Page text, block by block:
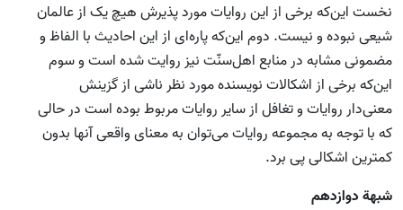
نخست این‌که برخی از این روایات مورد پذیرش هیچ یک از عالمان
شیعی نبوده و نیست. دوم این‌که پاره‌ای از این احادیث با الفاظ و
مضمونی مشابه در منابع اهل‌سنّت نیز روایت شده است و سوم
این‌که برخی از اشکالات نویسنده مورد نظر ناشی از گزینش
معنی‌دار روایات و تغافل از سایر روایات مربوط بوده است در حالی
که با توجه به مجموعه روایات می‌توان به معنای واقعی آنها بدون
کمترین اشکالی پی برد.
شبهة دوازدهم